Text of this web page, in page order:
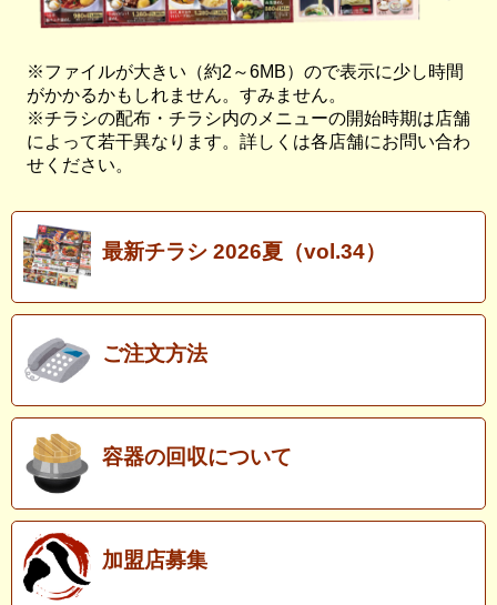
※ファイルが大きい（約2～6MB）ので表示に少し時間
がかかるかもしれません。すみません。
※チラシの配布・チラシ内のメニューの開始時期は店舗
によって若干異なります。詳しくは各店舗にお問い合わ
せください。
最新チラシ 2026夏（vol.34）
ご注文方法
容器の回収について
加盟店募集